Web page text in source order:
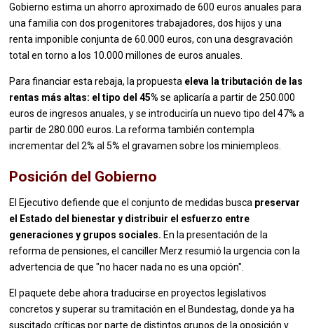
Gobierno estima un ahorro aproximado de 600 euros anuales para
una familia con dos progenitores trabajadores, dos hijos y una
renta imponible conjunta de 60.000 euros, con una desgravación
total en torno a los 10.000 millones de euros anuales.
Para financiar esta rebaja, la propuesta eleva la tributación de las
rentas más altas: el tipo del 45% se aplicaría a partir de 250.000
euros de ingresos anuales, y se introduciría un nuevo tipo del 47% a
partir de 280.000 euros. La reforma también contempla
incrementar del 2% al 5% el gravamen sobre los miniempleos.
Posición del Gobierno
El Ejecutivo defiende que el conjunto de medidas busca preservar
el Estado del bienestar y distribuir el esfuerzo entre
generaciones y grupos sociales. En la presentación de la
reforma de pensiones, el canciller Merz resumió la urgencia con la
advertencia de que "no hacer nada no es una opción".
El paquete debe ahora traducirse en proyectos legislativos
concretos y superar su tramitación en el Bundestag, donde ya ha
suscitado críticas por parte de distintos grupos de la oposición y